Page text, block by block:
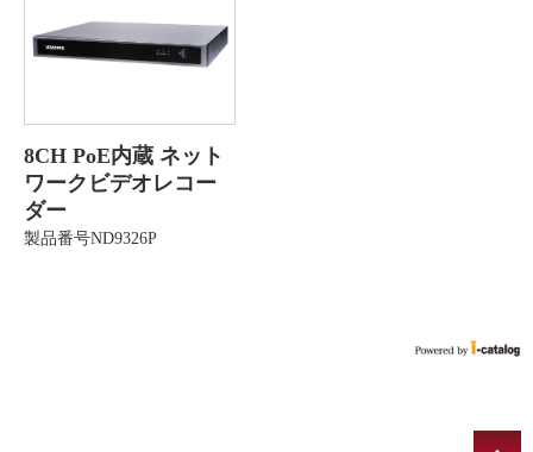
8CH PoE内蔵 ネット
ワークビデオレコー
ダー
製品番号ND9326P